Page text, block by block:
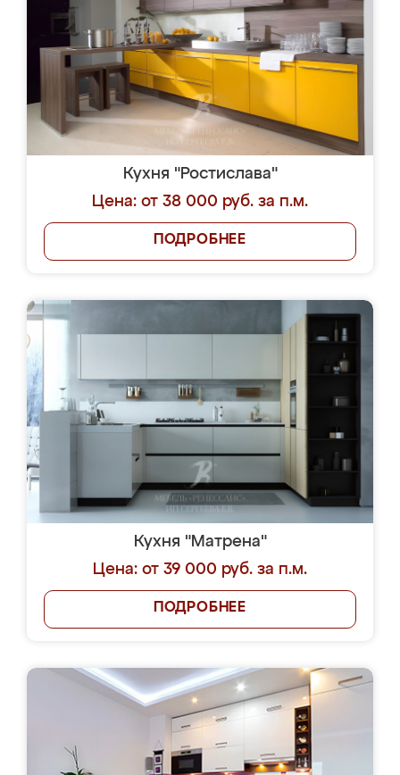
Кухня "Ростислава"
Цена: от 38 000 руб. за п.м.
ПОДРОБНЕЕ
Кухня "Матрена"
Цена: от 39 000 руб. за п.м.
ПОДРОБНЕЕ